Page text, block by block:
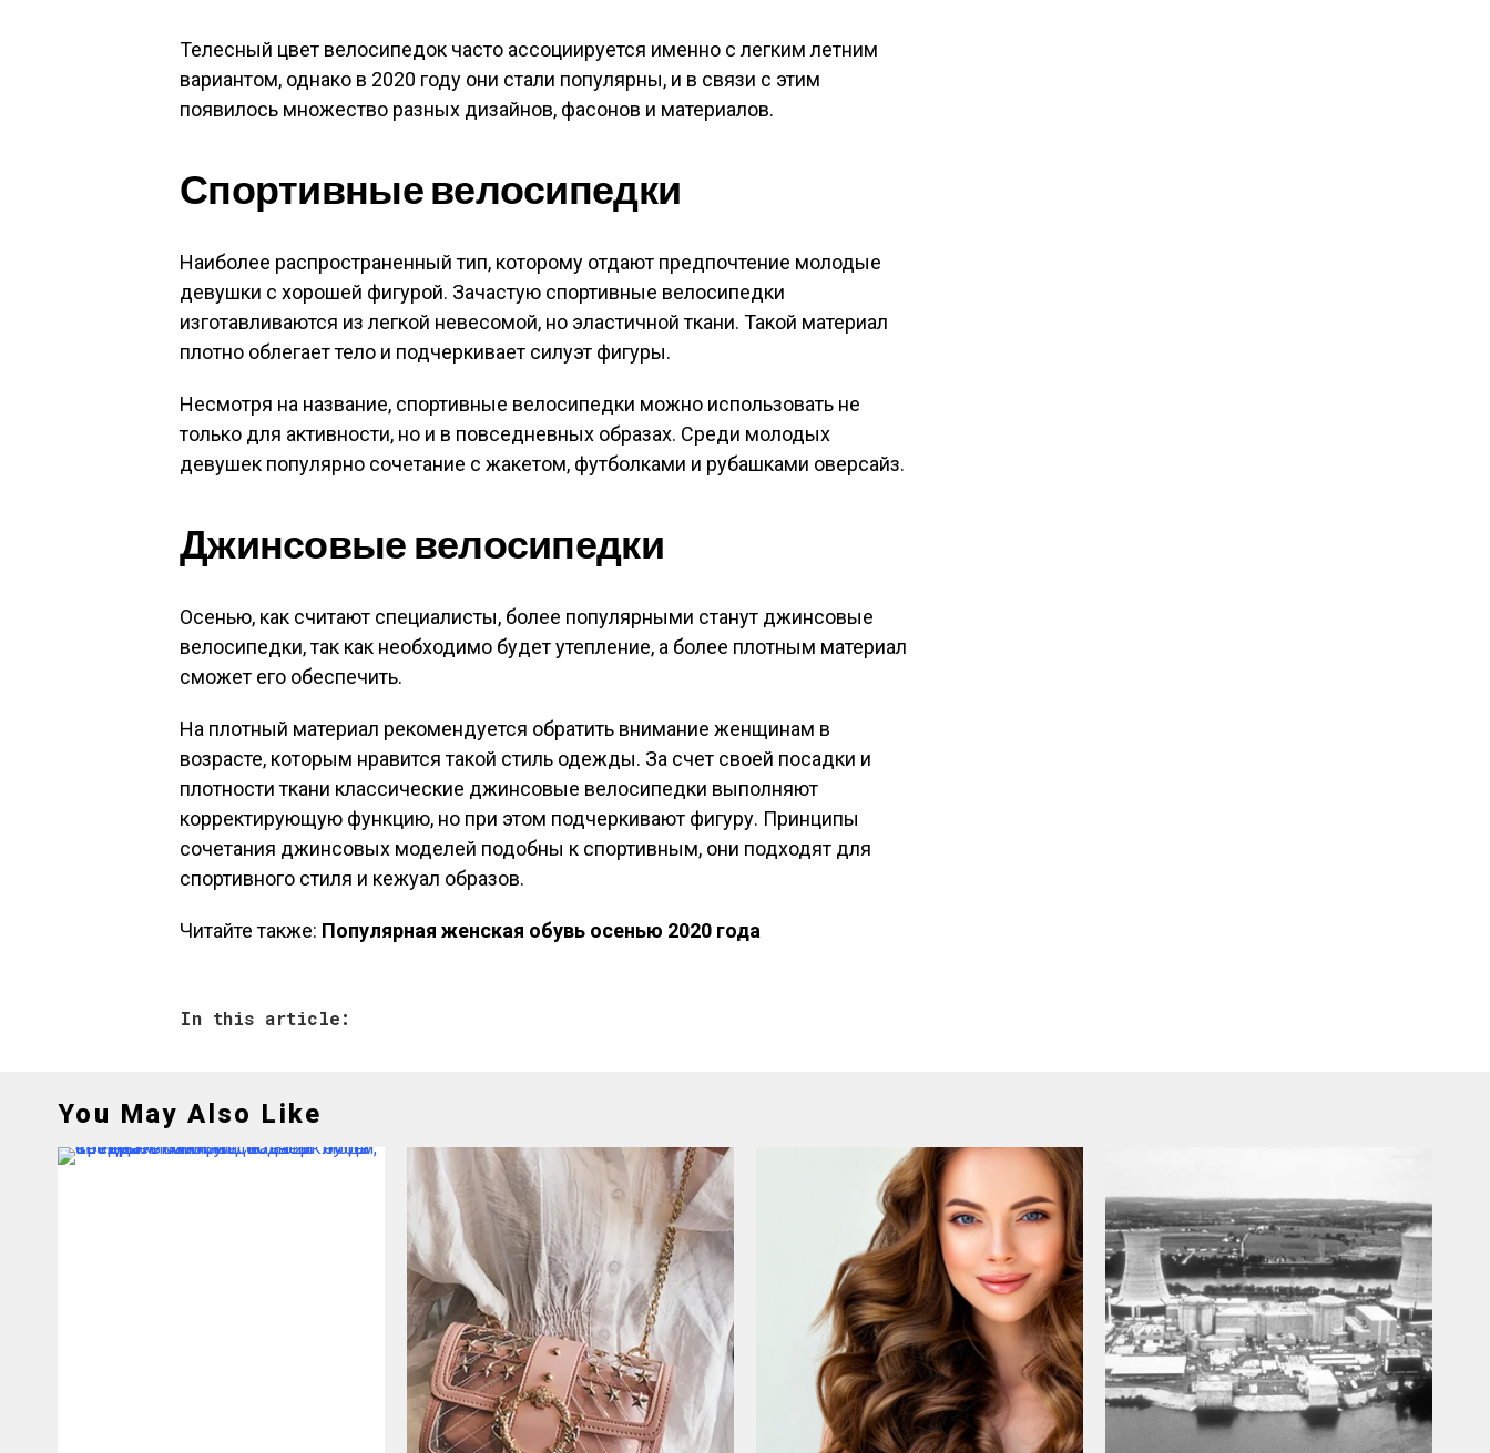
Телесный цвет велосипедок часто ассоциируется именно с легким летним
вариантом, однако в 2020 году они стали популярны, и в связи с этим
появилось множество разных дизайнов, фасонов и материалов.
Спортивные велосипедки
Наиболее распространенный тип, которому отдают предпочтение молодые
девушки с хорошей фигурой. Зачастую спортивные велосипедки
изготавливаются из легкой невесомой, но эластичной ткани. Такой материал
плотно облегает тело и подчеркивает силуэт фигуры.
Несмотря на название, спортивные велосипедки можно использовать не
только для активности, но и в повседневных образах. Среди молодых
девушек популярно сочетание с жакетом, футболками и рубашками оверсайз.
Джинсовые велосипедки
Осенью, как считают специалисты, более популярными станут джинсовые
велосипедки, так как необходимо будет утепление, а более плотным материал
сможет его обеспечить.
На плотный материал рекомендуется обратить внимание женщинам в
возрасте, которым нравится такой стиль одежды. За счет своей посадки и
плотности ткани классические джинсовые велосипедки выполняют
корректирующую функцию, но при этом подчеркивают фигуру. Принципы
сочетания джинсовых моделей подобны к спортивным, они подходят для
спортивного стиля и кежуал образов.
Читайте также: Популярная женская обувь осенью 2020 года
In this article:
You May Also Like